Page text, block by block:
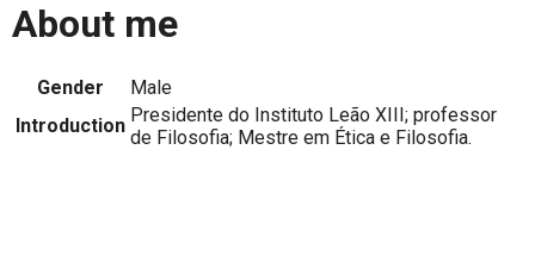
About me
Gender
Male
Introduction Presidente do Instituto Leão XIII; professor
de Filosofia; Mestre em Ética e Filosofia.